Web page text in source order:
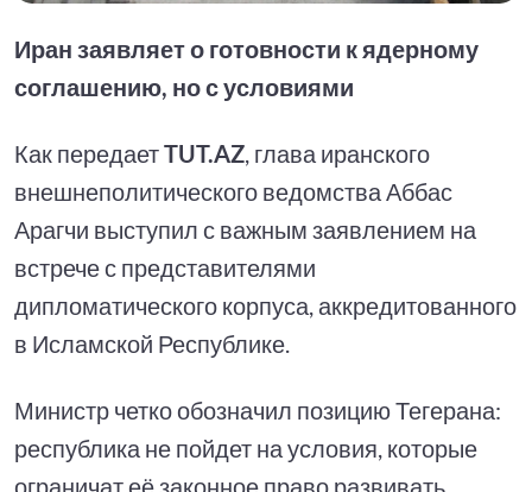
Иран заявляет о готовности к ядерному
соглашению, но с условиями
Как передаетTUT.AZ , глава иранского
внешнеполитического ведомства Аббас
Арагчи выступил с важным заявлением на
встрече с представителями
дипломатического корпуса, аккредитованного
в Исламской Республике.
Министр четко обозначил позицию Тегерана:
республика не пойдет на условия, которые
ограничат её законное право развивать